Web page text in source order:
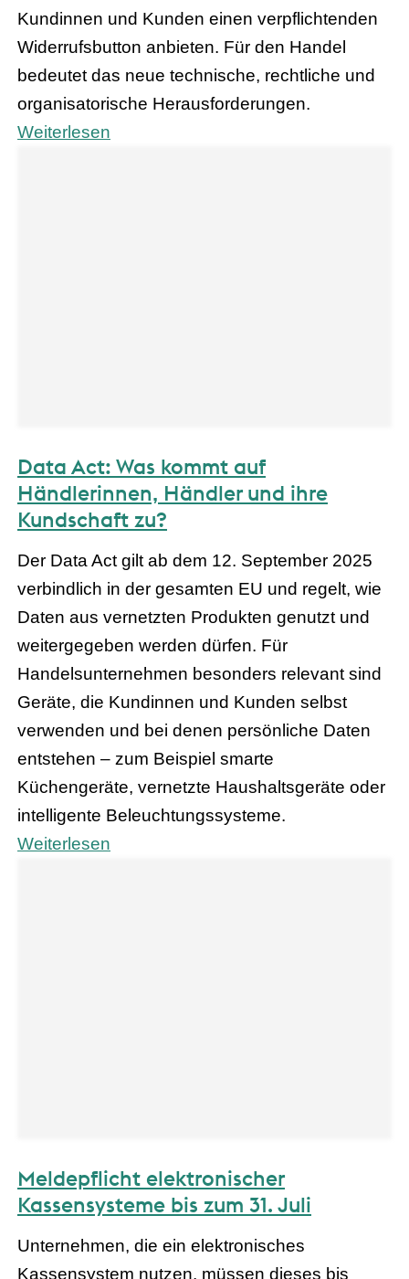
Kundinnen und Kunden einen verpflichtenden
Widerrufsbutton anbieten. Für den Handel
bedeutet das neue technische, rechtliche und
organisatorische Herausforderungen.
Weiterlesen
Data Act: Was kommt auf
Händlerinnen, Händler und ihre
Kundschaft zu?
Der Data Act gilt ab dem 12. September 2025
verbindlich in der gesamten EU und regelt, wie
Daten aus vernetzten Produkten genutzt und
weitergegeben werden dürfen. Für
Handelsunternehmen besonders relevant sind
Geräte, die Kundinnen und Kunden selbst
verwenden und bei denen persönliche Daten
entstehen – zum Beispiel smarte
Küchengeräte, vernetzte Haushaltsgeräte oder
intelligente Beleuchtungssysteme.
Weiterlesen
Meldepflicht elektronischer
Kassensysteme bis zum 31. Juli
Unternehmen, die ein elektronisches
Kassensystem nutzen, müssen dieses bis